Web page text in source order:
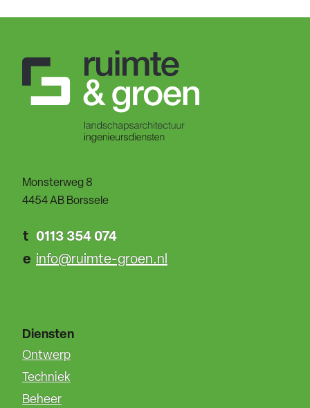
Monsterweg 8
4454 AB Borssele
t 0113 354 074
e info@ruimte-groen.nl
Diensten
Ontwerp
Techniek
Beheer